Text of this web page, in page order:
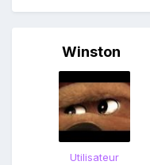
Winston
Utilisateur